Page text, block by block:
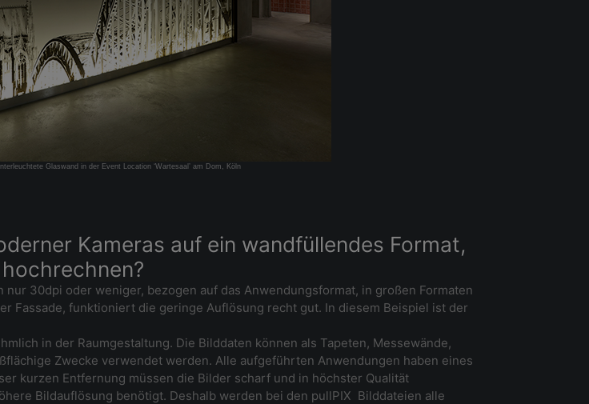
Glaswand in der Event Location ‘Wartesaal’ am Dom, Köln
Kameras auf ein wandfüllendes Format,
30dpi oder weniger, bezogen auf das Anwendungsformat, in großen Formaten
Fassade, funktioniert die geringe Auflösung recht gut. In diesem Beispiel ist der
in der Raumgestaltung. Die Bilddaten können als Tapeten, Messewände,
Zwecke verwendet werden. Alle aufgeführten Anwendungen haben eines
kurzen Entfernung müssen die Bilder scharf und in höchster Qualität
Bildauflösung benötigt. Deshalb werden bei den pullPIX Bilddateien alle